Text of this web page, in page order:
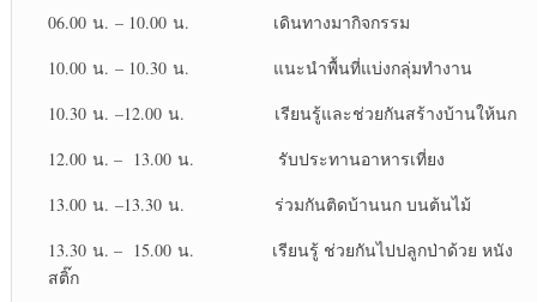
06.00 น. – 10.00 น. เดินทางมากิจกรรม
10.00 น. – 10.30 น. แนะนำพื้นที่แบ่งกลุ่มทำงาน
10.30 น. –12.00 น. เรียนรู้และช่วยกันสร้างบ้านให้นก
12.00 น. – 13.00 น. รับประทานอาหารเที่ยง
13.00 น. –13.30 น. ร่วมกันติดบ้านนก บนต้นไม้
13.30 น. – 15.00 น. เรียนรู้ ช่วยกันไปปลูกป่าด้วย หนัง
สติ๊ก